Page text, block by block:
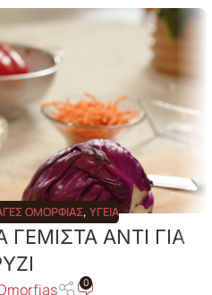
ΟΜΟΡΦΙΆΣ, ΥΓΕΊΑ
ΓΕΜΙΣΤΑ ΑΝΤΙ ΓΙΑ
0